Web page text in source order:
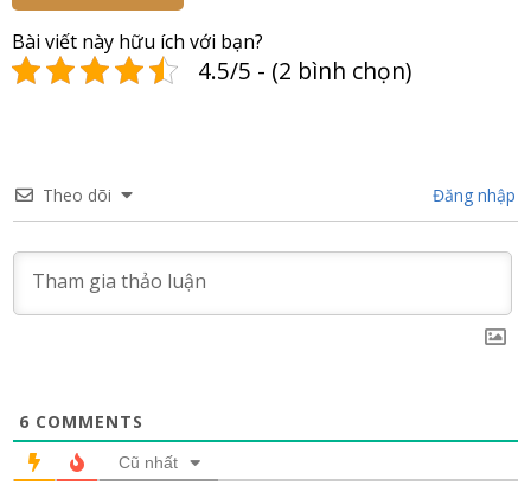
Bài viết này hữu ích với bạn?
4.5/5 - (2 bình chọn)
Theo dõi Đăng nhập
6 COMMENTS
Cũ nhất